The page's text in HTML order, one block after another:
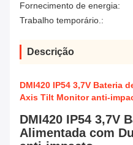
Fornecimento de energia:
Trabalho temporário.:
Descrição
DMI420 IP54 3,7V Bateria
Axis Tilt Monitor anti-
DMI420 IP54 3,7V
Alimentada com